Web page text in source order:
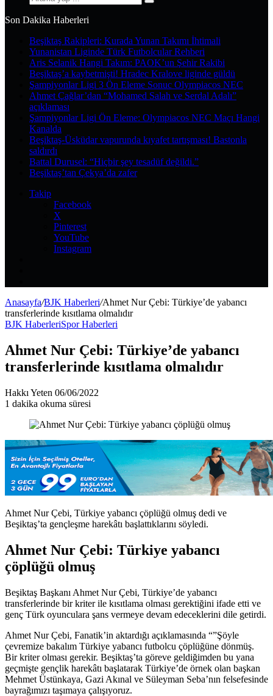
Arama
Son Dakika Haberleri
Beşiktaş Rakipleri: Kurada Yunan Takımı İhtimali
Yunanistan Liginde Türk Futbolcular Rehberi
Aris Selanik Hangi Takım: PAOK’un Şehir Rakibi
Beşiktaş’a kaybetmişti! Hradec Kralove liginde güldü
Şampiyonlar Ligi 3 Ön Eleme Sonuc Olympiacos NEC
Ahmet Çağlar’dan “Mohamed Salah ve Serdal Adalı”
açıklaması
Şampiyonlar Ligi Ön Eleme: Olympiacos NEC Maçı Hangi
Kanalda
Beşiktaş-Üsküdar vapurunda kıyafet tartışması! Bastonla
saldırdı
Battal Durusel: “Hiçbir şey tesadüf değildi.”
Beşiktaş’tan Çekya’da zafer
Takip
Facebook
X
Pinterest
YouTube
Instagram
Anasayfa/BJK Haberleri/Ahmet Nur Çebi: Türkiye’de yabancı
transferlerinde kısıtlama olmalıdır
BJK HaberleriSpor Haberleri
Ahmet Nur Çebi: Türkiye’de yabancı
transferlerinde kısıtlama olmalıdır
Hakkı Yeten Bir
e-
göndermek
06/06/2022
1 dakika okuma süresi
Ahmet Nur Çebi, Türkiye yabancı çöplüğü olmuş dedi ve
Beşiktaş’ta gençleşme harekâtı başlattıklarını söyledi.
Ahmet Nur Çebi: Türkiye yabancı
çöplüğü olmuş
Beşiktaş Başkanı Ahmet Nur Çebi, Türkiye’de yabancı
transferlerinde bir kriter ile kısıtlama olması gerektiğini ifade etti ve
genç Türk oyunculara şans vermeye devam edeceklerini dile getirdi.
Ahmet Nur Çebi, Fanatik’in aktardığı açıklamasında “”Şöyle
çevremize bakalım Türkiye yabancı futbolcu çöplüğüne dönmüş.
Bir kriter olması gerekir. Beşiktaş’ta göreve geldiğimden bu yana
geçmişte gençlik harekâtı başlatarak Türkiye’de örnek olan başkan
Mehmet Üstünkaya, Gazi Akınal ve Süleyman Seba’nın felsefesinde
bayrağımızı taşımaya çalışıyoruz.